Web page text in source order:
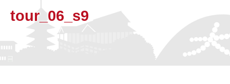
tour_06_s9